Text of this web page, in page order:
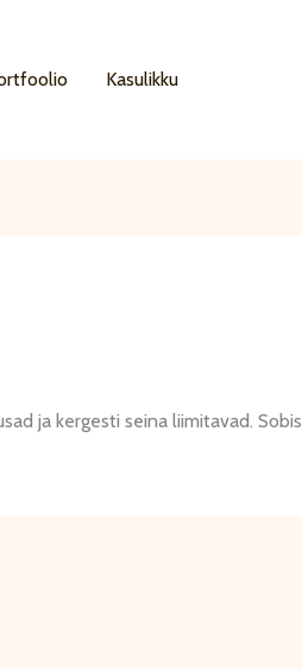
Kasulikku
ja kergesti seina liimitavad.